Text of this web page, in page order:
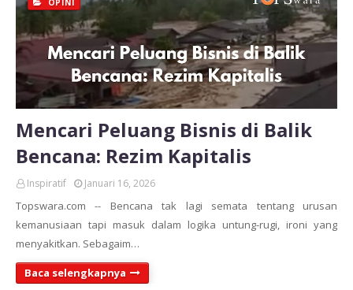
OPINI
Mencari Peluang Bisnis di Balik
Bencana: Rezim Kapitalis
Inspiratif Januari 16, 2026
Topswara.com -- Bencana tak lagi semata tentang urusan
kemanusiaan tapi masuk dalam logika untung-rugi, ironi yang
menyakitkan. Sebagaim…
Baca selengkapnya